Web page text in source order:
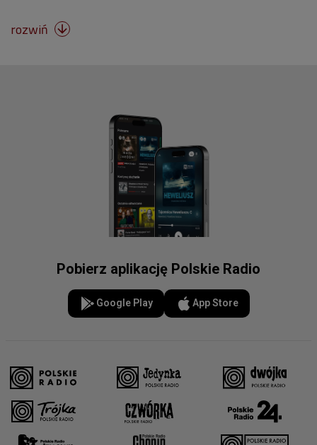
rozwiń 
Pobierz aplikację Polskie Radio
Google Play App Store